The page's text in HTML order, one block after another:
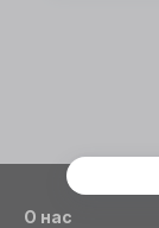
О нас